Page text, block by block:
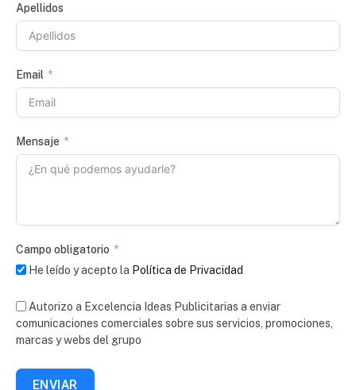
Apellidos
Email
Mensaje
Campo obligatorio
He leído y acepto la Política de Privacidad
Autorizo a Excelencia Ideas Publicitarias a enviar
comunicaciones comerciales sobre sus servicios, promociones,
marcas y webs del grupo
ENVIAR